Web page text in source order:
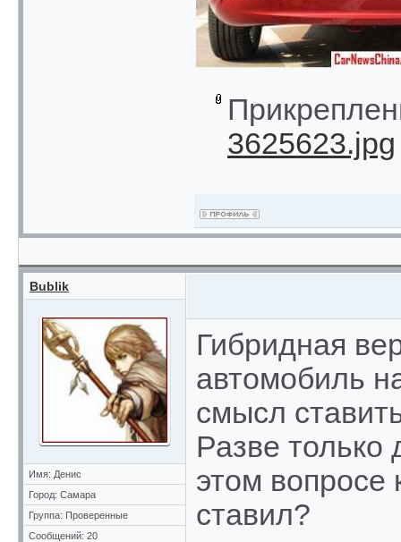
3625623.jpg
Bublik
Имя: Денис
Город: Самара
Группа: Проверенные
Сообщений: 20
Гибридная
автомобиль
смысл
Разве только
этом вопросе
ставил?